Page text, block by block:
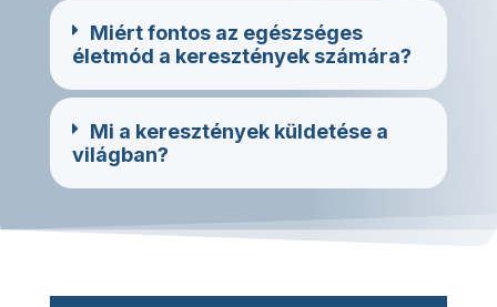
Miért fontos az egészséges
életmód a keresztények számára?
Mi a keresztények küldetése a
világban?